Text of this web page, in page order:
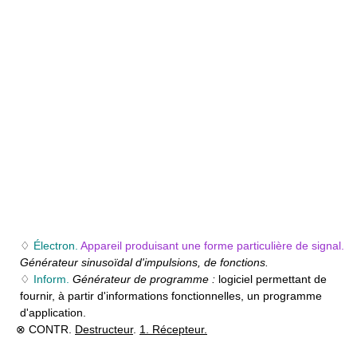
♢ Électron. Appareil produisant une forme particulière de signal.
Générateur sinusoïdal d'impulsions, de fonctions.
♢ Inform. Générateur de programme : logiciel permettant de
fournir, à partir d'informations fonctionnelles, un programme
d'application.
⊗ CONTR. Destructeur. 1. Récepteur.